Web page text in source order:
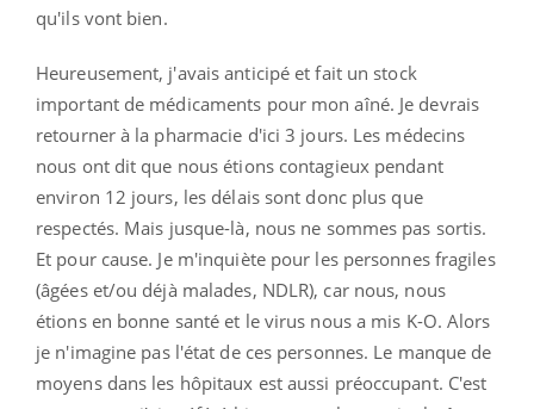
qu'ils vont bien.
Heureusement, j'avais anticipé et fait un stock
important de médicaments pour mon aîné. Je devrais
retourner à la pharmacie d'ici 3 jours. Les médecins
nous ont dit que nous étions contagieux pendant
environ 12 jours, les délais sont donc plus que
respectés. Mais jusque-là, nous ne sommes pas sortis.
Et pour cause. Je m'inquiète pour les personnes fragiles
(âgées et/ou déjà malades, NDLR), car nous, nous
étions en bonne santé et le virus nous a mis K-O. Alors
je n'imagine pas l'état de ces personnes. Le manque de
moyens dans les hôpitaux est aussi préoccupant. C'est